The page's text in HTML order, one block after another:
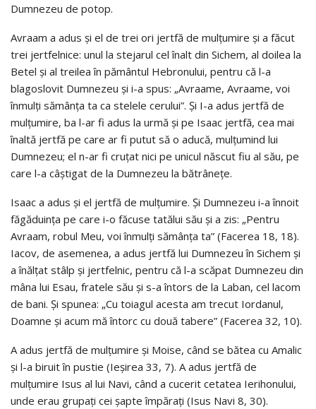
Dumnezeu de potop.
Avraam a adus şi el de trei ori jertfă de mulţumire şi a făcut
trei jertfelnice: unul la stejarul cel înalt din Sichem, al doilea la
Betel şi al treilea în pământul Hebronului, pentru că l-a
blagoslovit Dumnezeu şi i-a spus: „Avraame, Avraame, voi
înmulţi sămânţa ta ca stelele cerului”. Şi I-a adus jertfă de
mulţumire, ba l-ar fi adus la urmă şi pe Isaac jertfă, cea mai
înaltă jertfă pe care ar fi putut să o aducă, mulţumind lui
Dumnezeu; el n-ar fi cruţat nici pe unicul născut fiu al său, pe
care l-a câştigat de la Dumnezeu la bătrâneţe.
Isaac a adus şi el jertfă de mulţumire. Şi Dumnezeu i-a înnoit
făgăduinţa pe care i-o făcuse tatălui său şi a zis: „Pentru
Avraam, robul Meu, voi înmulţi sămânţa ta” (Facerea 18, 18).
Iacov, de asemenea, a adus jertfă lui Dumnezeu în Sichem şi
a înălţat stâlp şi jertfelnic, pentru că l-a scăpat Dumnezeu din
mâna lui Esau, fratele său şi s-a întors de la Laban, cel lacom
de bani. Şi spunea: „Cu toiagul acesta am trecut Iordanul,
Doamne şi acum mă întorc cu două tabere” (Facerea 32, 10).
A adus jertfă de mulţumire şi Moise, când se bătea cu Amalic
şi l-a biruit în pustie (Ieşirea 33, 7). A adus jertfă de
mulţumire Isus al lui Navi, când a cucerit cetatea Ierihonului,
unde erau grupaţi cei şapte împăraţi (Isus Navi 8, 30).